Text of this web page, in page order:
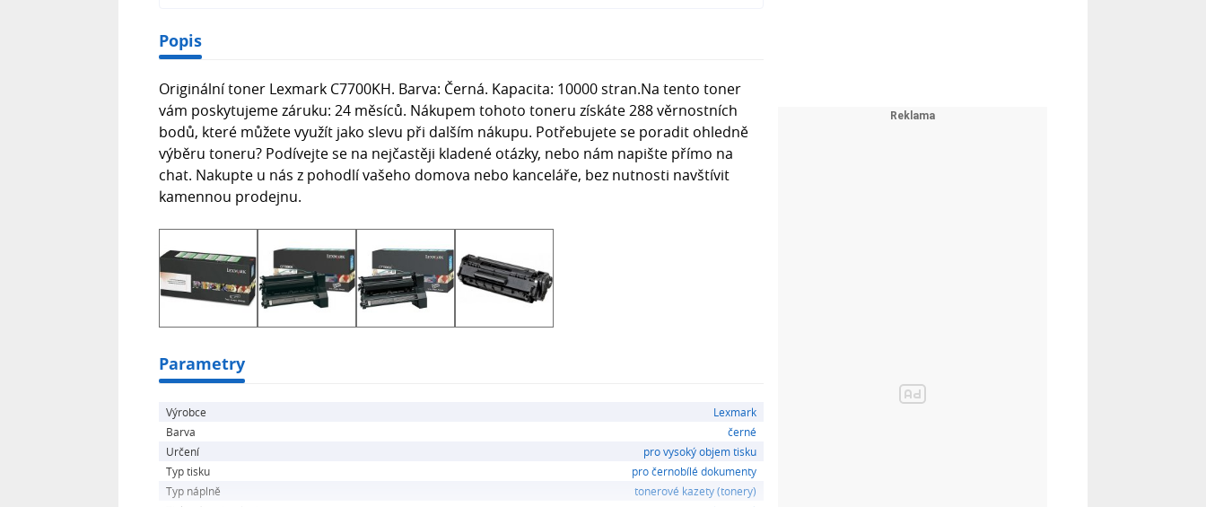
Popis
Originální toner Lexmark C7700KH. Barva: Černá. Kapacita: 10000 stran.Na tento toner
vám poskytujeme záruku: 24 měsíců. Nákupem tohoto toneru získáte 288 věrnostních
bodů, které můžete využít jako slevu při dalším nákupu. Potřebujete se poradit ohledně
výběru toneru? Podívejte se na nejčastěji kladené otázky, nebo nám napište přímo na
chat. Nakupte u nás z pohodlí vašeho domova nebo kanceláře, bez nutnosti navštívit
kamennou prodejnu.
Parametry
Výrobce
Lexmark
Barva
černé
Určení
pro vysoký objem tisku
Typ tisku
pro černobílé dokumenty
Typ náplně
tonerové kazety (tonery)